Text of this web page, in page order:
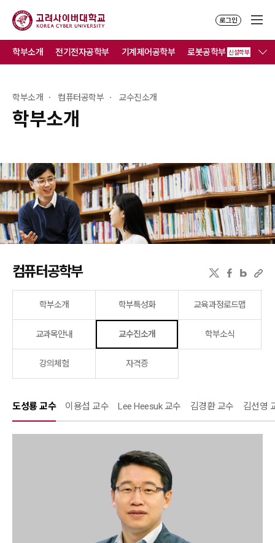
로그인
학부소개
학부소개 컴퓨터공학부 교수진소개
학부소개 전기전자공학부 기계제어공학부 로봇공학부 신설학부 컴
컴퓨터공학부
학부소개 학부특성화 교육과정로드맵
교과목안내 교수진소개 학부소식
강의체험 자격증
도성룡 교수 이용섭 교수 Lee Heesuk 교수 김경환 교수 김선영